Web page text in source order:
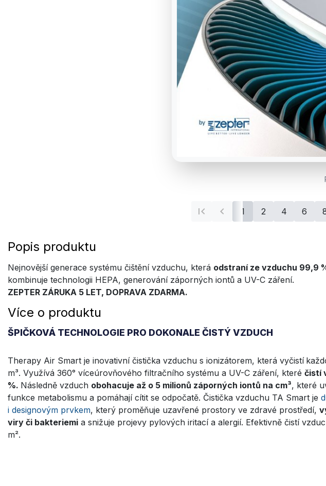
1 2 4 6
Popis produktu
Nejnovější generace systému čištění vzduchu, která odstraní ze vzduchu 99,9
kombinuje technologii HEPA, generování záporných iontů a UV-C záření.
ZEPTER ZÁRUKA 5 LET, DOPRAVA ZDARMA.
Více o produktu
ŠPIČKOVÁ TECHNOLOGIE PRO DOKONALE ČISTÝ VZDUCH
Therapy Air Smart je inovativní čistička vzduchu s ionizátorem, která vyčistí
m³. Využívá 360° víceúrovňového filtračního systému a UV-C záření, které čistí
%. Následně vzduch obohacuje až o 5 milionů záporných iontů na cm³, které
funkce metabolismu a pomáhají cítit se odpočatě. Čistička vzduchu TA Smart je
i designovým prvkem, který proměňuje uzavřené prostory ve zdravé prostředí,
viry či bakteriemi a snižuje projevy pylových iritací a alergií. Efektivně čistí
m².